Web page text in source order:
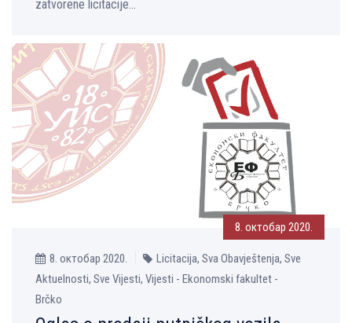
zatvorene licitacije...
8. октобар 2020.
8. октобар 2020.
Licitacija, Sva Obavještenja, Sve
Aktuelnosti, Sve Vijesti, Vijesti - Ekonomski fakultet -
Brčko